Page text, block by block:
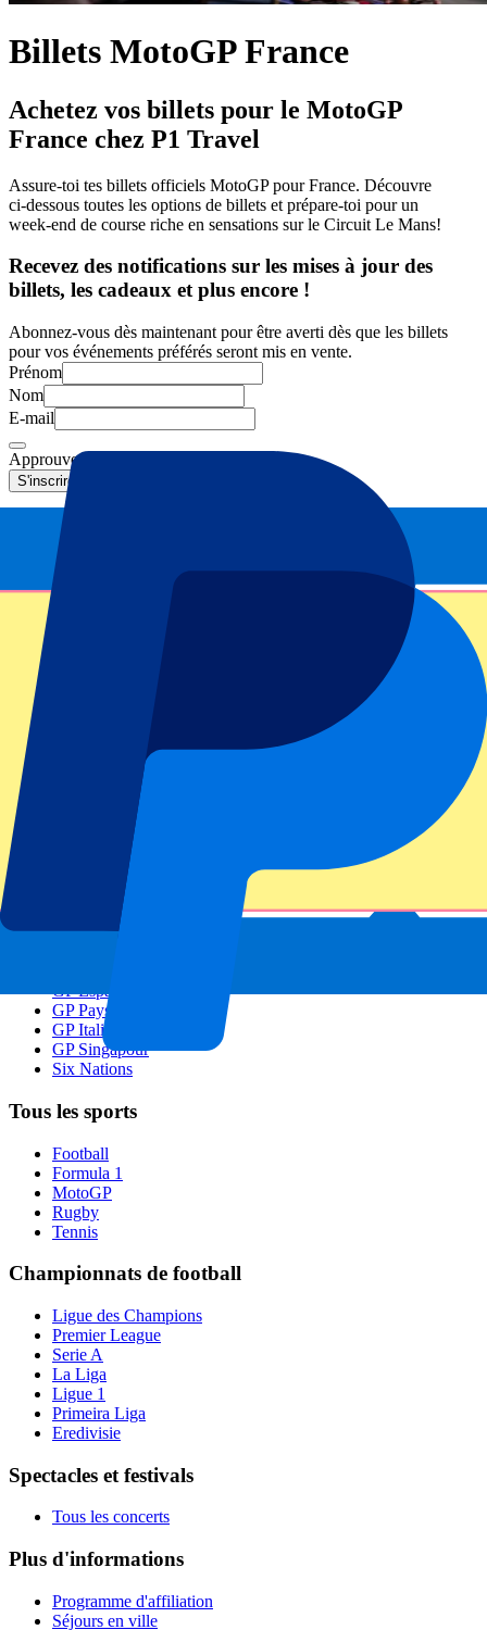
Billets MotoGP France
Achetez vos billets pour le MotoGP
France chez P1 Travel
Assure-toi tes billets officiels MotoGP pour France. Découvre
ci‑dessous toutes les options de billets et prépare‑toi pour un
week‑end de course riche en sensations sur le Circuit Le Mans!
Recevez des notifications sur les mises à jour des
billets, les cadeaux et plus encore !
Abonnez-vous dès maintenant pour être averti dès que les billets
pour vos événements préférés seront mis en vente.
Prénom
Nom
E-mail
Approuver le contact par e-mail
S'inscrire
Vos informations seront utilisées conformément à notre
Privacy
Footer menu
Grands clubs
Manchester United
Manchester City
FC Barcelona
Real Madrid
GP Espagne
GP Pays Bas
GP Italie
GP Singapour
Six Nations
Tous les sports
Football
Formula 1
MotoGP
Rugby
Tennis
Championnats de football
Ligue des Champions
Premier League
Serie A
La Liga
Ligue 1
Primeira Liga
Eredivisie
Spectacles et festivals
Tous les concerts
Plus d'informations
Programme d'affiliation
Séjours en ville